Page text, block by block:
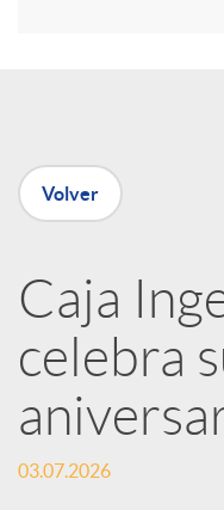
e
R
e
d
Volver
Caja
celebra
03.07.2026